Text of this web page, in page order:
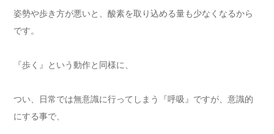
姿勢や歩き方が悪いと、酸素を取り込める量も少なくなるから
です。
『歩く』という動作と同様に、
つい、日常では無意識に行ってしまう『呼吸』ですが、意識的
にする事で、